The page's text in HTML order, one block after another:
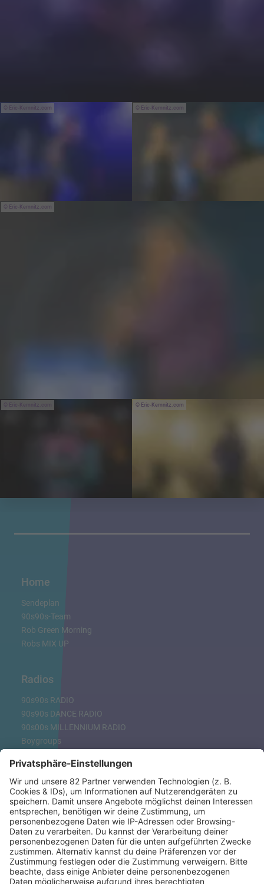
Eric-Kemnitz.com Eric-Kemnitz.com
Eric-Kemnitz.com
Eric-Kemnitz.com Eric-Kemnitz.com
Home
Sendeplan
90s90s-Team
Rob Green Morning
Robs MIX UP
Radios
90s90s RADIO
90s90s DANCE RADIO
90s00s MILLENNIUM RADIO
Boygroups
Clubhits
Dinnerparty
Eurodance
Grunge
Hiphop & Rap
Hiphop deutsch
House
Ibiza
Loveparade